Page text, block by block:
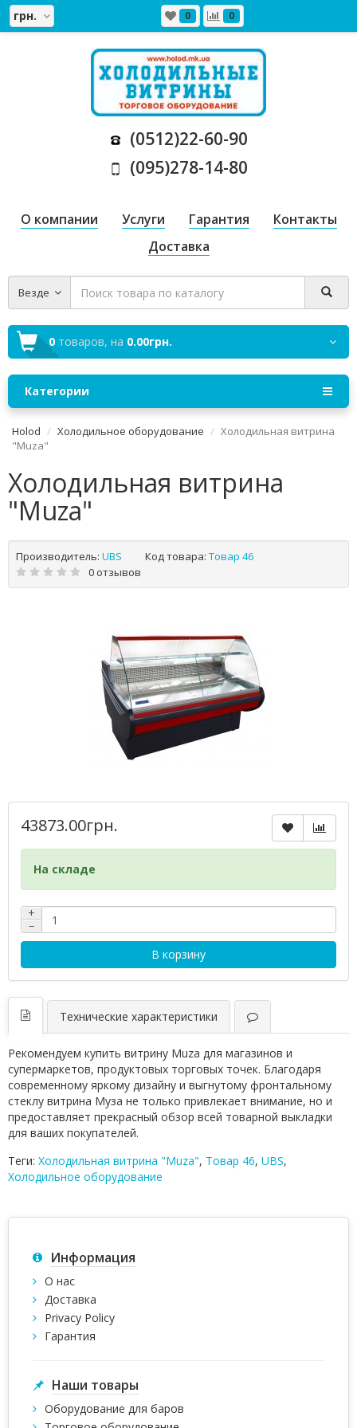
грн. 0 0
(0512)22-60-90
(095)278-14-80
О компании Услуги Гарантия
Контакты
Доставка
Везде
0 товаров, на 0.00грн.
Категории
Holod Холодильное оборудование
Холодильная витрина
"Muza"
Холодильная витрина
"Muza"
Производитель: UBS Код товара: Товар 46
0 отзывов
43873.00грн.
На складе
+
−
В корзину
Технические характеристики
Рекомендуем купить витрину Muza для магазинов и
супермаркетов, продуктовых торговых точек. Благодаря
современному яркому дизайну и выгнутому фронтальному
стеклу витрина Муза не только привлекает внимание, но и
предоставляет прекрасный обзор всей товарной выкладки
для ваших покупателей.
Теги: Холодильная витрина "Muza", Товар 46, UBS,
Холодильное оборудование
Информация
О нас
Доставка
Privacy Policy
Гарантия
Наши товары
Оборудование для баров